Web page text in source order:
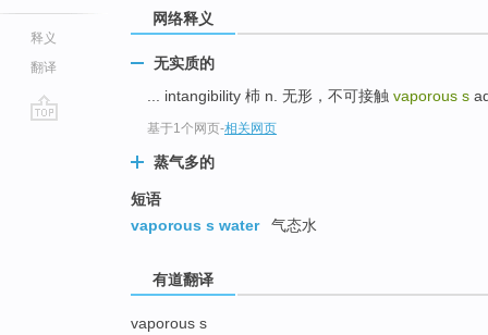
释义
翻译
网络释义
无实质的
... intangibility 杮 n. 无形，不可接触 vaporous s
基于1个网页-相关网页
蒸气多的
短语
vaporous s water
气态水
有道翻译
vaporous s